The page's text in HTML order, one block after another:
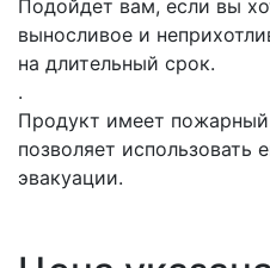
Подойдет вам, если вы
выносливое и
на длительный срок.
.
Продукт имеет
позволяет использовать
эвакуации.